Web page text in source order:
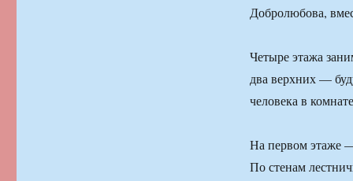
Добролюбова,
Четыре этажа
два верхних —
человека в
На первом этаже
По стенам